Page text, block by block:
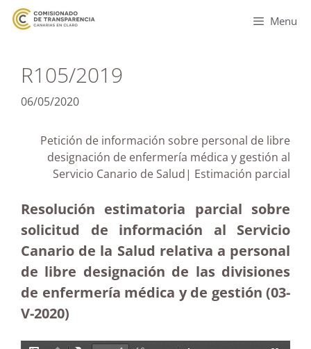
Menu
R105/2019
06/05/2020
Petición de información sobre personal de libre
designación de enfermería médica y gestión al
Servicio Canario de Salud| Estimación parcial
Resolución estimatoria parcial sobre
solicitud de información al Servicio
Canario de la Salud relativa a personal
de libre designación de las divisiones
de enfermería médica y de gestión (03-
V-2020)